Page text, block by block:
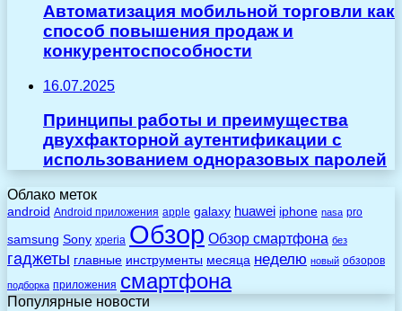
Автоматизация мобильной торговли как
способ повышения продаж и
конкурентоспособности
16.07.2025
Принципы работы и преимущества
двухфакторной аутентификации с
использованием одноразовых паролей
Облако меток
android Android приложения apple galaxy huawei iphone nasa pro
samsung Sony xperia Обзор Обзор смартфона без
гаджеты главные инструменты месяца неделю новый обзоров
подборка приложения смартфона
Популярные новости